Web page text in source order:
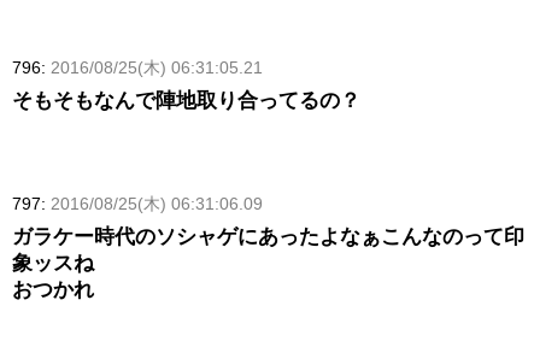
796: 2016/08/25(木) 06:31:05.21
そもそもなんで陣地取り合ってるの？
797: 2016/08/25(木) 06:31:06.09
ガラケー時代のソシャゲにあったよなぁこんなのって印
象ッスね
おつかれ